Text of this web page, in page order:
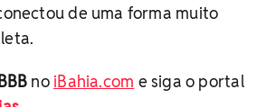
de uma forma muito
no iBahia.com e siga o portal